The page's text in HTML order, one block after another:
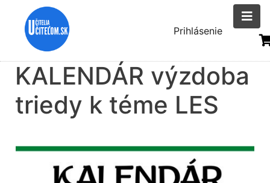
Menu
účtu
Prihlásenie
KALENDÁR výzdoba
triedy k téme LES